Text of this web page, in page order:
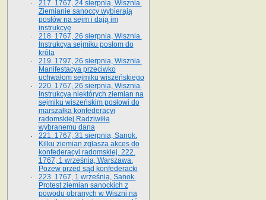
217. 1767, 24 sierpnia, Wisznia.
Ziemianie sanoccy wybierają
posłów na sejm i dają im
instrukcyę
218. 1767, 26 sierpnia, Wisznia.
Instrukcya sejmiku posłom do
króla
219. 1797, 26 sierpnia, Wisznia.
Manifestacya przeciwko
uchwałom sejmiku wiszeńskiego
220. 1767, 26 sierpnia, Wisznia.
Instrukcya niektórych ziemian na
sejmiku wiszeńskim posłowi do
marszałka konfe­deracyi
radomskiej Radziwiłła
wybranemu dana
221. 1767, 31 sierpnia, Sanok.
Kilku ziemian zgłasza akces do
konfederacyi radomskiej. 222.
1767, 1 września, Warszawa.
Pozew przed sąd konfederacki
223. 1767, 1 września, Sanok.
Protest ziemian sanockich z
powodu obranych w Wiszni na